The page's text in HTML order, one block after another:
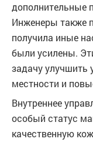
дополнительные
Инженеры также
получила иные
были усилены.
задачу улучшить
местности и
Внутреннее
особый статус
качественную